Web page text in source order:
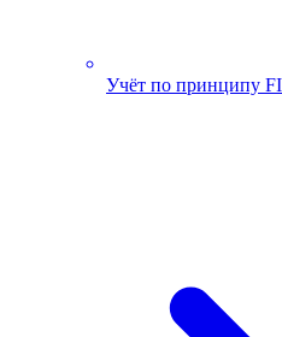
Учёт по принципу